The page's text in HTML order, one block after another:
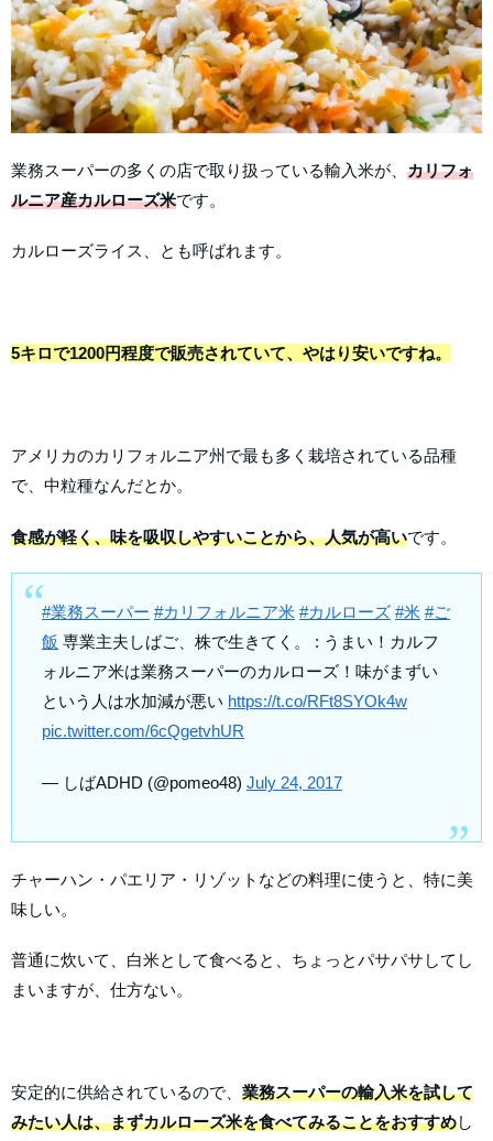
業務スーパーの多くの店で取り扱っている輸入米が、 カリフォ
ルニア産カルローズ米です。
カルローズライス、とも呼ばれます。
5キロで1200円程度で販売されていて、やはり安いですね。
アメリカのカリフォルニア州で最も多く栽培されている品種
で、中粒種なんだとか。
食感が軽く、味を吸収しやすいことから、人気が高いです。
#業務スーパー #カリフォルニア米 #カルローズ #米 #ご
飯 専業主夫しばご、株で生きてく。 : うまい！カルフ
ォルニア米は業務スーパーのカルローズ！味がまずい
という人は水加減が悪い https://t.co/RFt8SYOk4w
pic.twitter.com/6cQgetvhUR
— しばADHD (@pomeo48) July 24, 2017
チャーハン・パエリア・リゾットなどの料理に使うと、特に美
味しい。
普通に炊いて、白米として食べると、ちょっとパサパサしてし
まいますが、仕方ない。
安定的に供給されているので、 業務スーパーの輸入米を試して
みたい人は、まずカルローズ米を食べてみることをおすすめし